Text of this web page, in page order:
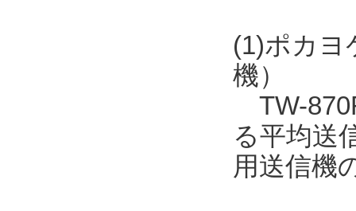
(1)ポカヨ
機）
TW-
る平均送
用送信機